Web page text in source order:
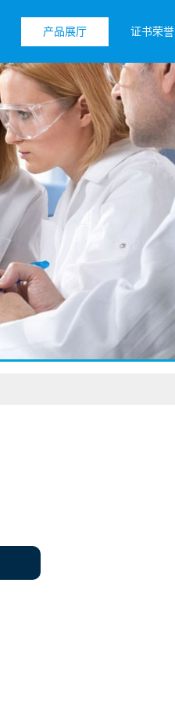
产品展厅 证书荣誉